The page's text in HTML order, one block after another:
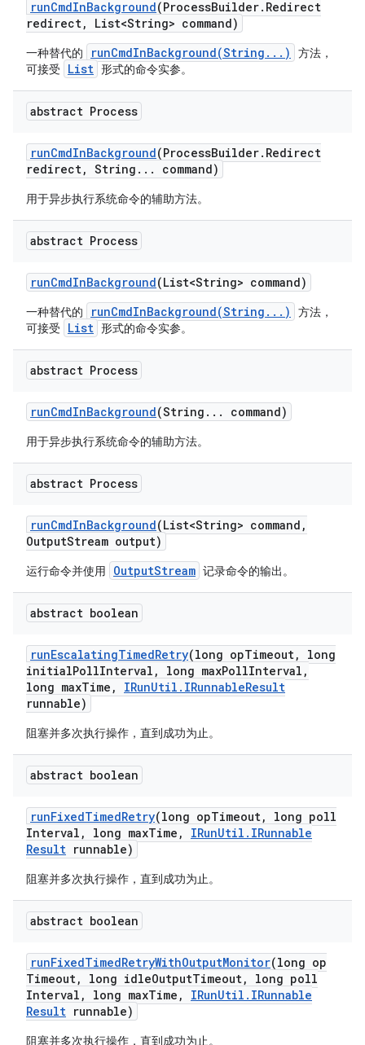
runCmdInBackground(ProcessBuilder. Redirect
redirect, List<String> command)
一种替代的 runCmdInBackground(String...)
方法，
可接受
List 形式的命令实参。
abstract Process
runCmdInBackground(ProcessBuilder. Redirect
redirect, String . . . command)
用于异步执行系统命令的辅助方法。
abstract Process
runCmdInBackground(List<String> command)
一种替代的 runCmdInBackground(String...)
方法，
可接受
List 形式的命令实参。
abstract Process
runCmdInBackground(String . . . command)
用于异步执行系统命令的辅助方法。
abstract Process
runCmdInBackground(List<String> command ,
OutputStream output)
运行命令并使用 OutputStream 记录命令的输出。
abstract boolean
runEscalatingTimedRetry(long opTimeout,
long
initialPollInterval , long maxPollInterval ,
long maxTime , IRunUtil . IRunnableResult
runnable)
阻塞并多次执行操作，直到成功为止。
abstract boolean
runFixedTimedRetry(long opTimeout,
long poll
Interval , long maxTime , IRunUtil . IRunnable
Result runnable)
阻塞并多次执行操作，直到成功为止。
abstract boolean
runFixedTimedRetryWithOutputMonitor(long op
Timeout, long idleOutputTimeout,
long poll
Interval , long maxTime , IRunUtil . IRunnable
Result runnable)
阻塞并多次执行操作，直到成功为止。